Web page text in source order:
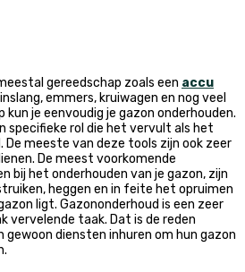
gereedschap zoals een accu
emmers, kruiwagen en nog veel
je eenvoudig je gazon onderhouden.
specifieke rol die het vervult als het
De meeste van deze tools zijn ook zeer
De meest voorkomende
bij het onderhouden van je gazon, zijn
heggen en in feite het opruimen
ligt. Gazononderhoud is een zeer
vervelende taak. Dat is de reden
gewoon diensten inhuren om hun gazon